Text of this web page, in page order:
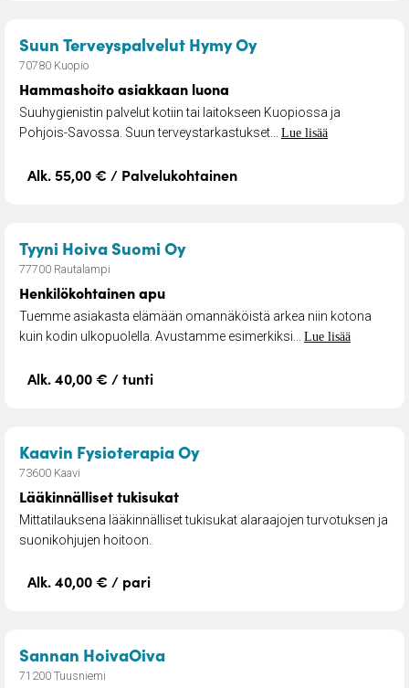
Suun Terveyspalvelut Hymy Oy– Hammashoito
70780 Kuopio
Hammashoito asiakkaan luona
Suuhygienistin palvelut kotiin tai laitokseen Kuopiossa ja
Pohjois-Savossa. Suun terveystarkastukset... Lue lisää
Alk. 55,00 € / Palvelukohtainen
Tyyni Hoiva Suomi Oy– Henkilökohtainen apu
77700 Rautalampi
Henkilökohtainen apu
Tuemme asiakasta elämään omannäköistä arkea niin kotona
kuin kodin ulkopuolella. Avustamme esimerkiksi... Lue lisää
Alk. 40,00 € / tunti
Kaavin Fysioterapia Oy– Lääkinnälliset tukisukat
73600 Kaavi
Lääkinnälliset tukisukat
Mittatilauksena lääkinnälliset tukisukat alaraajojen turvotuksen ja
suonikohjujen hoitoon.
Alk. 40,00 € / pari
Sannan HoivaOiva– Kotipalvelu
71200 Tuusniemi